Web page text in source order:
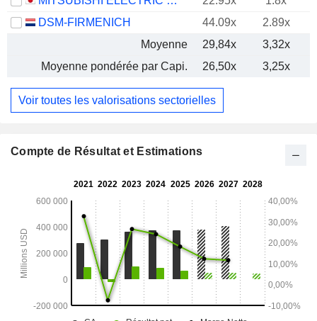
DSM-FIRMENICH
44.09x
2.89x
Moyenne
29,84x 3,32x
Moyenne pondérée par Capi.
26,50x 3,25x
Voir toutes les valorisations sectorielles
Compte de Résultat et Estimations